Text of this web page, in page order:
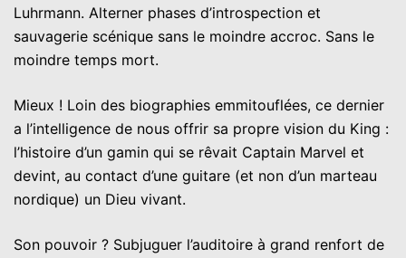
Luhrmann. Alterner phases d’introspection et
sauvagerie scénique sans le moindre accroc. Sans le
moindre temps mort.
Mieux ! Loin des biographies emmitouflées, ce dernier
a l’intelligence de nous offrir sa propre vision du King :
l’histoire d’un gamin qui se rêvait Captain Marvel et
devint, au contact d’une guitare (et non d’un marteau
nordique) un Dieu vivant.
Son pouvoir ? Subjuguer l’auditoire à grand renfort de